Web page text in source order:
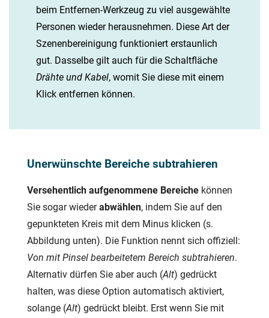
beim Entfernen-Werkzeug zu viel ausgewählte
Personen wieder herausnehmen. Diese Art der
Szenenbereinigung funktioniert erstaunlich
gut. Dasselbe gilt auch für die Schaltfläche
Drähte und Kabel, womit Sie diese mit einem
Klick entfernen können.
Unerwünschte Bereiche subtrahieren
Versehentlich aufgenommene Bereiche können
Sie sogar wiederabwählen, indem Sie auf den
gepunkteten Kreis mit dem Minus klicken (s.
Abbildung unten). Die Funktion nennt sich offiziell:
Von mit Pinsel bearbeitetem Bereich subtrahieren.
Alternativ dürfen Sie aber auch (Alt) gedrückt
halten, was diese Option automatisch aktiviert,
solange (Alt) gedrückt bleibt. Erst wenn Sie mit